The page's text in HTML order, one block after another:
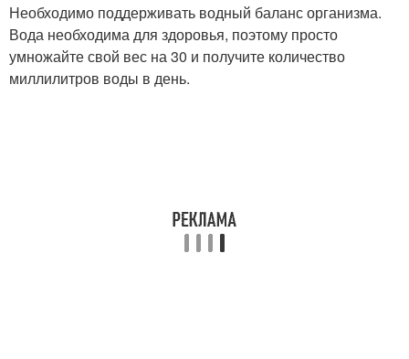
Необходимо поддерживать водный баланс организма.
Вода необходима для здоровья, поэтому просто
умножайте свой вес на 30 и получите количество
миллилитров воды в день.